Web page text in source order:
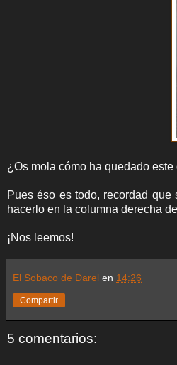
¿Os mola cómo ha quedado este
Pues éso es todo, recordad
hacerlo en la columna derecha
¡Nos leemos!
El Sobaco de Darel en 14:26
Compartir
5 comentarios: